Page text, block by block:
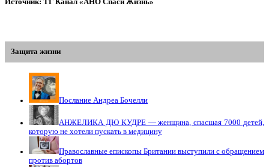
Защита жизни
Послание Андреа Бочелли
АНЖЕЛИКА ДЮ КУДРЕ — женщина, спасшая 7000 детей,
которую не хотели пускать в медицину
Православные епископы Британии выступили с обращением
против абортов